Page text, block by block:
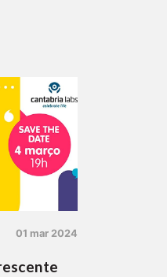
01 mar 2024